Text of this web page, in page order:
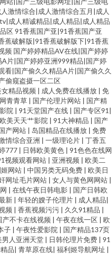
人激情综合|成人激情综合五月|成人
成人精诚精品|成人精品|成人精品
区91香蕉国产亚|91香蕉国产亚
蕉破解版|91香蕉破解版下|91香蕉
频 国产婷婷精品AV在线|国产婷婷
片|国产婷婷亚洲999精品|国产婷
看|国产偷久久精品A片|国产偷久久
偷窥盗摄一区二区
精品视频 | 成人免费在线播放 | 免
青青草 | 国产伦理片网站 | 国产精
院 | 91天堂国产在线 | 国产专区91 |
欧美天天艹影院 | 91大神精品 | 国产
产网站 | 岛国精品在线播放 | 免费
情综合亚洲 | 一级理论片 | 丁香五
777 | 日韩欧美黄色 | 91色色在线网
视频观看网站 | 亚洲视频 | 欧美二
网站 | 中国另类无码免费 | 欧美日
网址毛片网站 | 女人与黄色网网站 |
| 在线午夜日韩电影 | 国产日韩欧
新 | 年轻的嫂子伦理片 | 成人精品|
频 | 香蕉视频污污 | 久久91精品 |
产不卡在线视频 | 午夜在线一区 | 欧
子 | 午夜性爱影院 | 国产精品137页
男人亚洲天堂 | 日韩伦理片免费 | 91
品| 青草原在线| 福利姬导航网址 |